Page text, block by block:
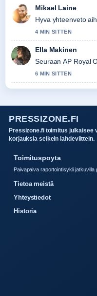
Mikael Laine
Hyva yhteenveto
4 MIN SITTEN
Ella Makinen
Seuraan AP Royal
6 MIN SITTEN
PRESSIZONE.FI
Pressizone.fi toimitus julkaisee
korjauksia selkein lahdeviittein.
Toimituspoyta
Paivapaiva raportointisykli jatkuvilla
Tietoa meistä
Yhteystiedot
Historia